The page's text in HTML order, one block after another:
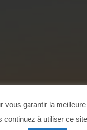
vous garantir la
continuez à utiliser ce